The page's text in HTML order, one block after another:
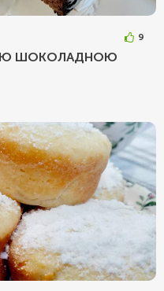
9
ШОКОЛАДНОЮ